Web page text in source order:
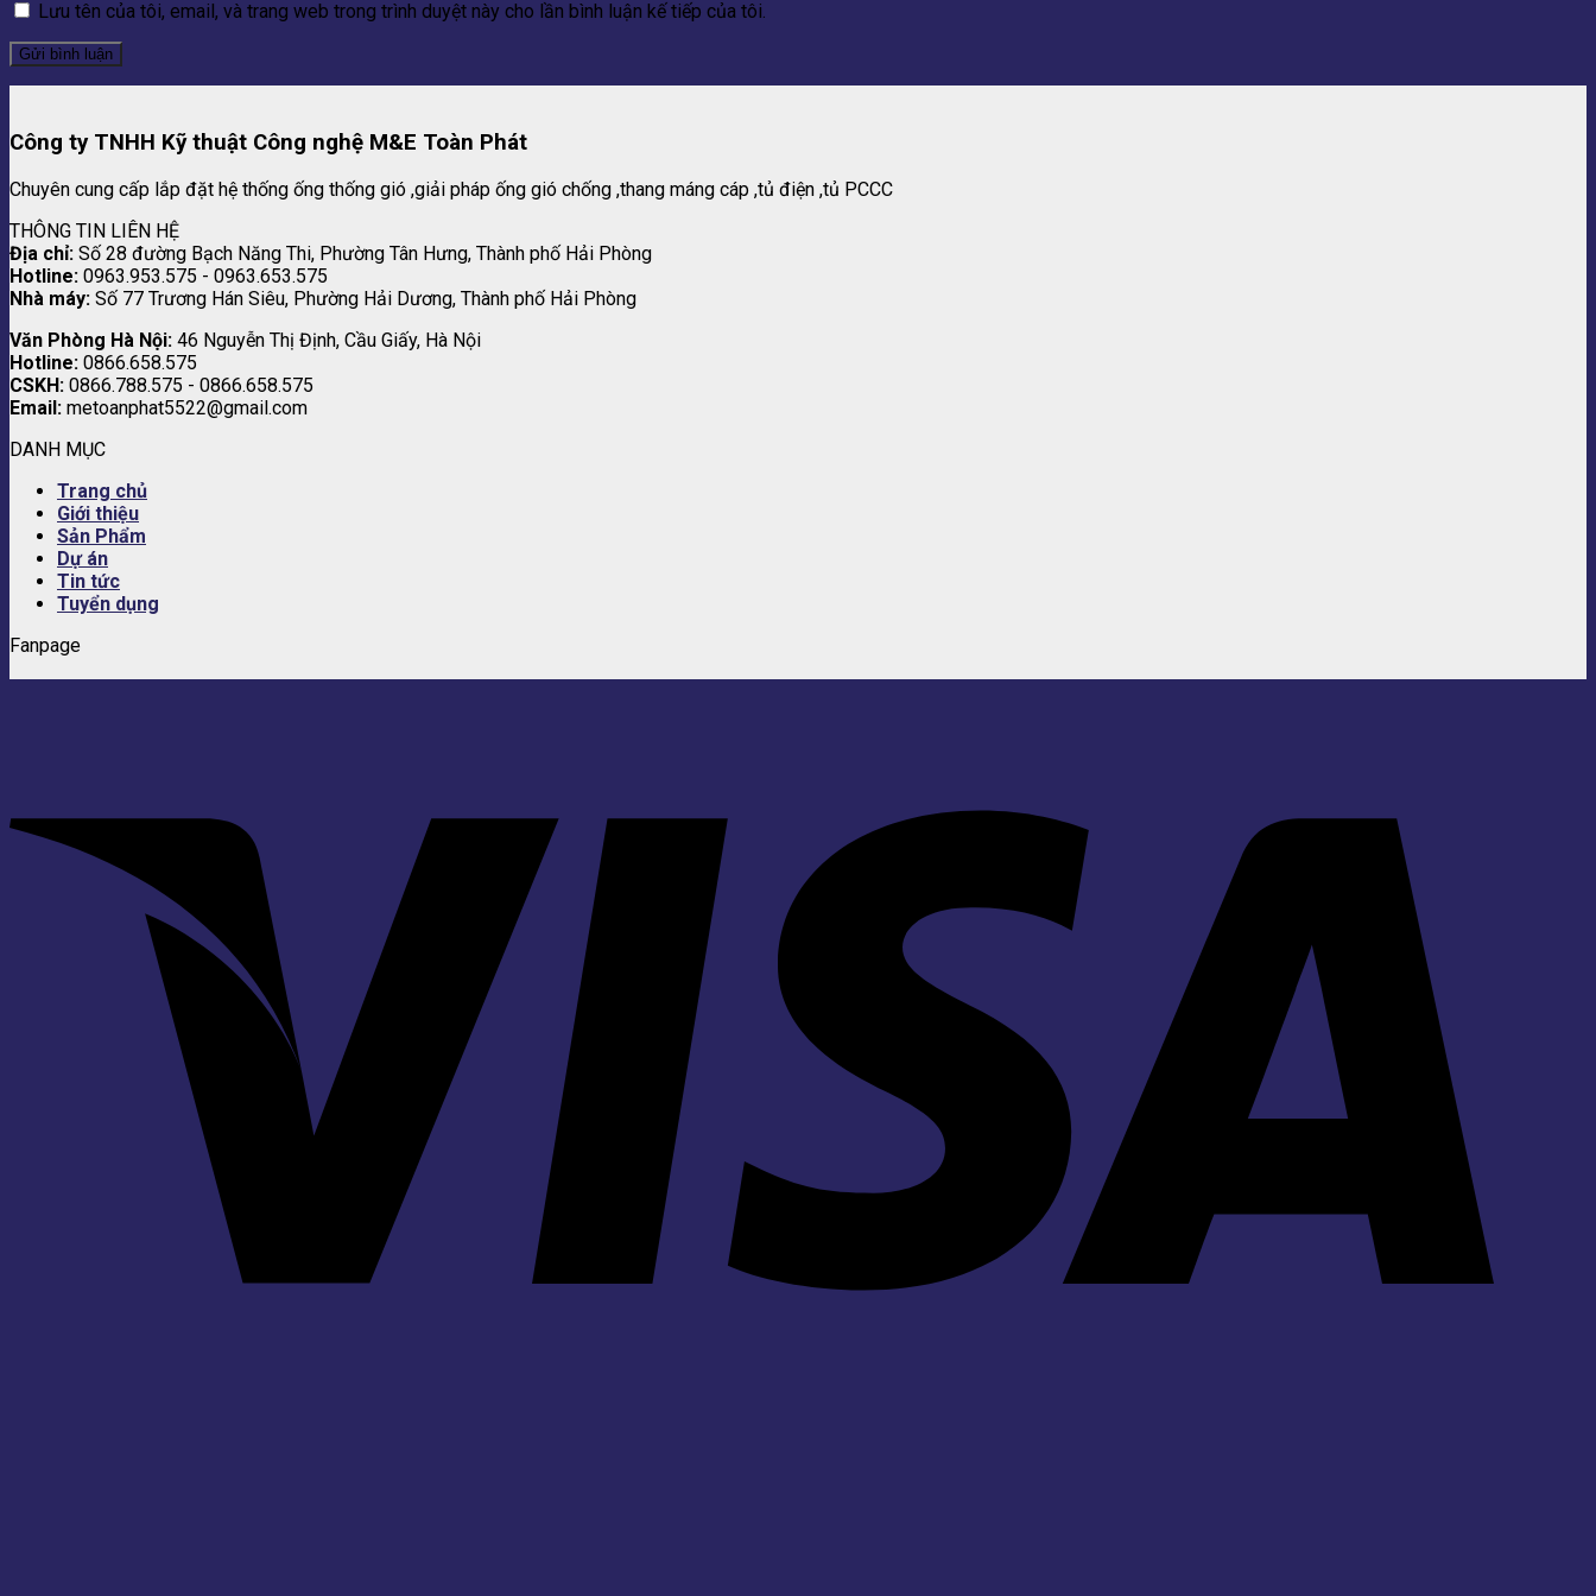
Lưu tên của tôi, email, và trang web trong trình duyệt này cho lần bình luận kế tiếp của tôi.
Công ty TNHH Kỹ thuật Công nghệ M&E Toàn Phát
Chuyên cung cấp lắp đặt hệ thống ống thống gió ,giải pháp ống gió chống ,thang máng cáp ,tủ điện ,tủ PCCC
THÔNG TIN LIÊN HỆ
Địa chỉ: Số 28 đường Bạch Năng Thi, Phường Tân Hưng, Thành phố Hải Phòng
Hotline: 0963.953.575 - 0963.653.575
Nhà máy: Số 77 Trương Hán Siêu, Phường Hải Dương, Thành phố Hải Phòng
Văn Phòng Hà Nội: 46 Nguyễn Thị Định, Cầu Giấy, Hà Nội
Hotline: 0866.658.575
CSKH: 0866.788.575 - 0866.658.575
Email: metoanphat5522@gmail.com
DANH MỤC
Trang chủ
Giới thiệu
Sản Phẩm
Dự án
Tin tức
Tuyển dụng
Fanpage